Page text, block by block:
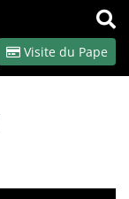
OK
Visite du Pape